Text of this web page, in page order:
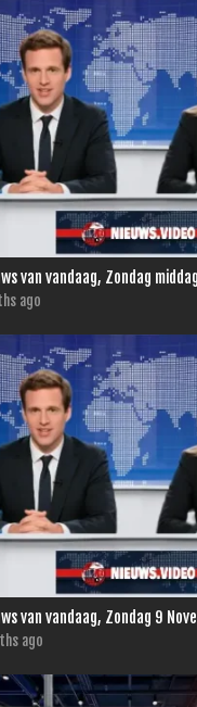
van vandaag, Zondag
ago
van vandaag, Zondag 9
ago